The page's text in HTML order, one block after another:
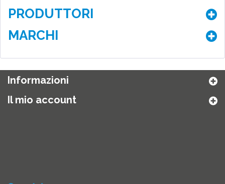
PRODUTTORI
MARCHI
Informazioni
Il mio account